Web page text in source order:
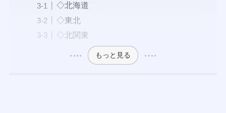
◇北海道
◇東北
◇北関東
もっと見る